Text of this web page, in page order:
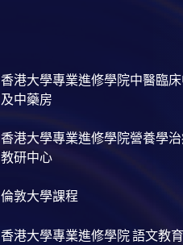
香港大學專業進修學院中醫臨
及中藥房
香港大學專業進修學院營養學
教研中心
倫敦大學課程
香港大學專業進修學院 語文教